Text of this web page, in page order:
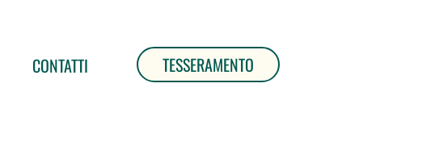
CONTATTI TESSERAMENTO